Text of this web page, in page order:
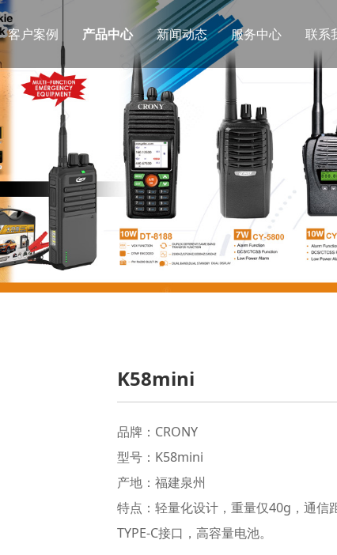
客户案例 产品中心 新闻动态 服务中心 联系
K58mini
品牌：CRONY
型号：K58mini
产地：福建泉州
特点：轻量化设计，重量仅40g，通信
TYPE-C接口，高容量电池。